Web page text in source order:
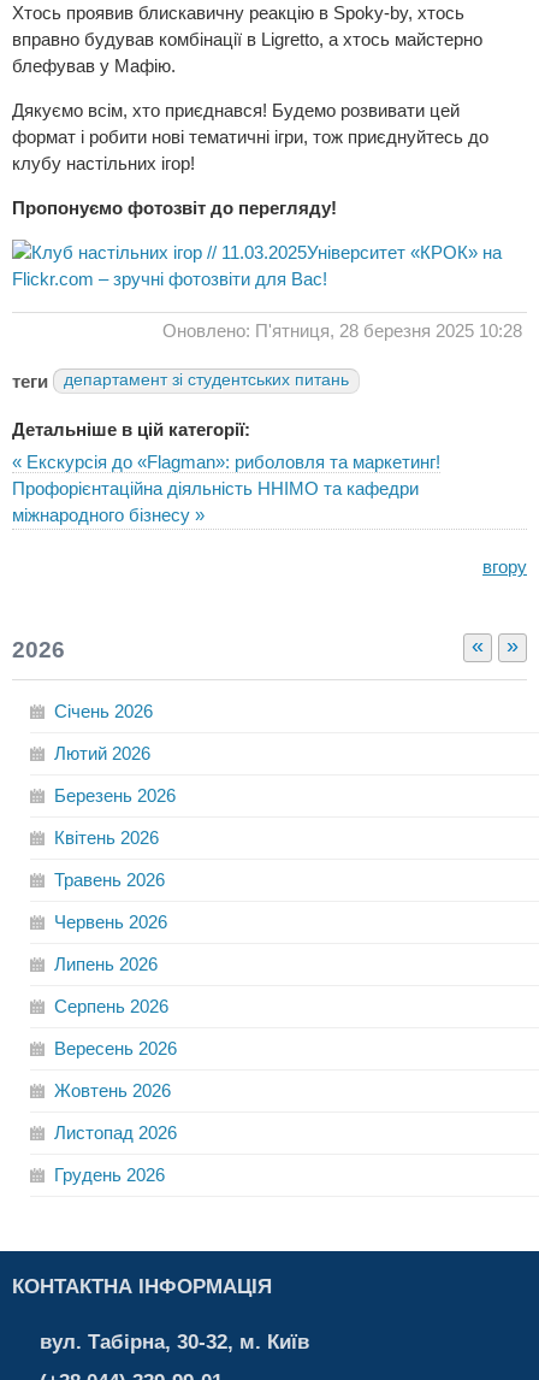
Хтось проявив блискавичну реакцію в Spoky-by, хтось
вправно будував комбінації в Ligretto, а хтось майстерно
блефував у Мафію.
Дякуємо всім, хто приєднався! Будемо розвивати цей
формат і робити нові тематичні ігри, тож приєднуйтесь до
клубу настільних ігор!
Пропонуємо фотозвіт до перегляду!
Університет «КРОК» на
Flickr.com – зручні фотозвіти для Вас!
Оновлено: П'ятниця, 28 березня 2025 10:28
теги департамент зі студентських питань
Детальніше в цій категорії:
« Екскурсія до «Flagman»: риболовля та маркетинг!
Профорієнтаційна діяльність ННІМО та кафедри
міжнародного бізнесу »
вгору
« »
2026
Січень 2026
Лютий 2026
Березень 2026
Квітень 2026
Травень 2026
Червень 2026
Липень 2026
Серпень 2026
Вересень 2026
Жовтень 2026
Листопад 2026
Грудень 2026
КОНТАКТНА ІНФОРМАЦІЯ
вул. Табірна, 30-32, м. Київ